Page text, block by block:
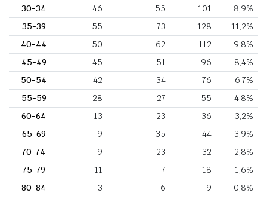
30-34
46 55 101
8,9%
35-39
55 73 128
11,2%
40-44
50 62 112
9,8%
45-49
45 51 96
8,4%
50-54
42 34 76
6,7%
55-59
28 27 55
4,8%
60-64
13 23 36
3,2%
65-69
9 35 44
3,9%
70-74
9 23 32
2,8%
75-79
11 7 18
1,6%
80-84
3 6 9
0,8%